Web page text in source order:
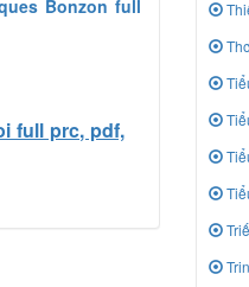
Bonzon full
full prc, pdf,